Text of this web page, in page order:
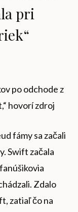
pri
po odchode z
hovorí zdroj
fámy sa začali
Swift začala
Zdalo
zatiaľ čo na